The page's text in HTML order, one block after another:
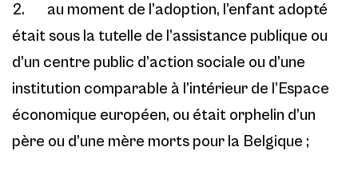
2. au moment de l’adoption, l’enfant adopté
était sous la tutelle de l’assistance publique ou
d’un centre public d’action sociale ou d’une
institution comparable à l’intérieur de l’Espace
économique européen, ou était orphelin d’un
père ou d’une mère morts pour la Belgique ;